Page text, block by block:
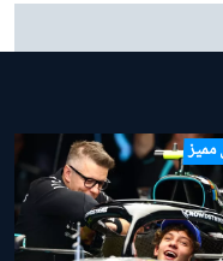
لأنتونيللي في
مميز